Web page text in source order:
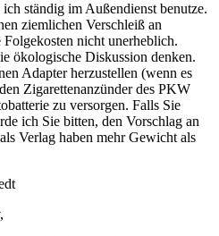
ständig im Außendienst benutze.
ziemlichen Verschleiß an
nicht unerheblich.
ökologische Diskussion denken.
Adapter herzustellen (wenn es
Zigarettenanzünder des PKW
zu versorgen. Falls Sie
ich Sie bitten, den Vorschlag an
Verlag haben mehr Gewicht als